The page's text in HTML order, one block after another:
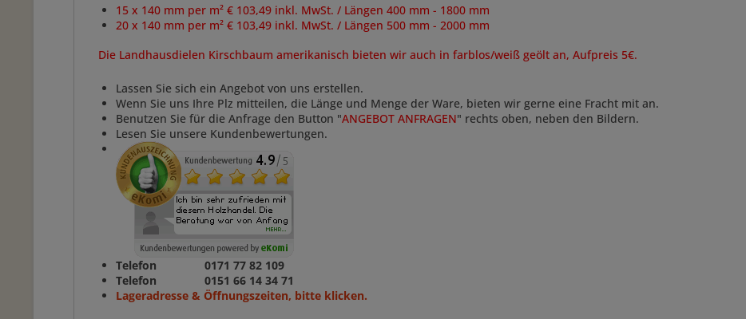
15 x 140 mm per m² € 103,49 inkl. MwSt. / Längen 400 mm - 1800 mm
20 x 140 mm per m² € 103,49 inkl. MwSt. / Längen 500 mm - 2000 mm
Die Landhausdielen Kirschbaum amerikanisch bieten wir auch in farblos/weiß geölt an, Aufpreis 5€.
Lassen Sie sich ein Angebot von uns erstellen.
Wenn Sie uns Ihre Plz mitteilen, die Länge und Menge der Ware, bieten wir gerne eine Fracht mit an.
Benutzen Sie für die Anfrage den Button "ANGEBOT ANFRAGEN" rechts oben, neben den Bildern.
Lesen Sie unsere Kundenbewertungen.
Telefon 0171 77 82 109
Telefon 0151 66 14 34 71
Lageradresse & Öffnungszeiten, bitte klicken.